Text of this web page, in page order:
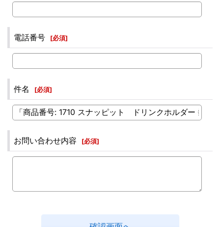
電話番号 [必須]
件名 [必須]
お問い合わせ内容 [必須]